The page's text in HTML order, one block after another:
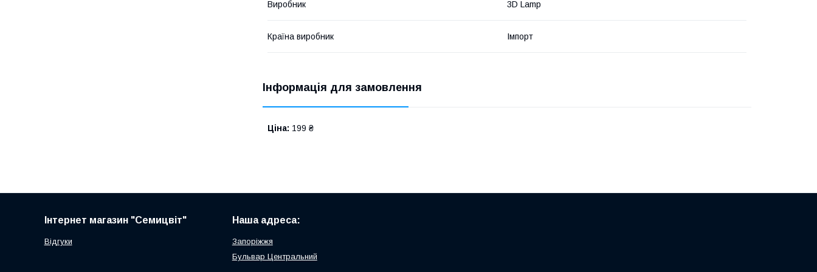
Виробник 3D Lamp
Країна виробник Імпорт
Інформація для замовлення
Ціна: 199 ₴
Інтернет магазин "Семицвіт"
Відгуки
Наша адреса:
Запоріжжя
Бульвар Центральний